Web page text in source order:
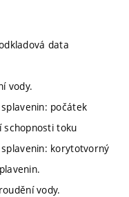
data
vody.
počátek
schopnosti toku
korytotvorný
vody.